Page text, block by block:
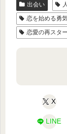
出会い
恋を始める勇
恋愛の再スタ
X
LINE